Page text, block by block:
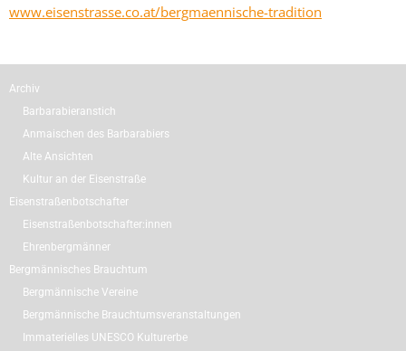
www.eisenstrasse.co.at/bergmaennische-tradition
Archiv
Barbarabieranstich
Anmaischen des Barbarabiers
Alte Ansichten
Kultur an der Eisenstraße
Eisenstraßenbotschafter
Eisenstraßenbotschafter:innen
Ehrenbergmänner
Bergmännisches Brauchtum
Bergmännische Vereine
Bergmännische Brauchtumsveranstaltungen
Immaterielles UNESCO Kulturerbe